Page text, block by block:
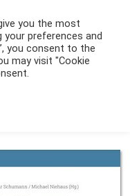
you the most
your preferences and
you consent to the
may visit "Cookie